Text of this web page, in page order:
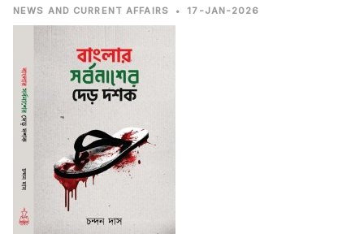
NEWS AND CURRENT AFFAIRS • 17-JAN-2026